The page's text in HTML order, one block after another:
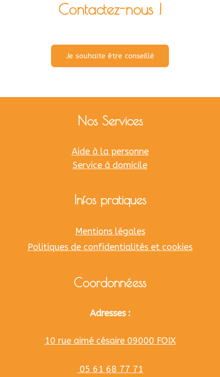
Contactez-nous !
Je souhaite être conseillé
Nos Services
Aide à la personne
Service à domicile
Infos pratiques
Mentions légales
Politiques de confidentialités et cookies
Coordonnéess
Adresses :
10 rue aimé césaire 09000 FOIX
05 61 68 77 71